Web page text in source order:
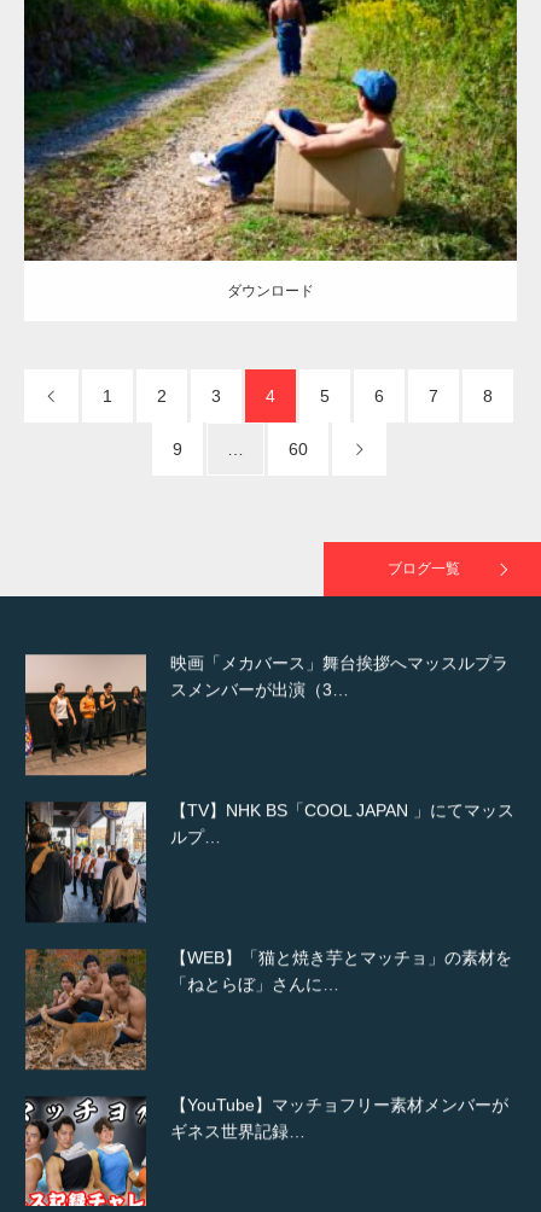
Update:2023.02.11
Category: キウイ農家のマッチョ その他 ONIKKY(デカいよ)
AKIHITO(細マッチョ) 背中 捨てマッチョ 唐津 (佐賀)
ダウンロード
ダウンロード
1 2 3 4 5 6 7 8
9 60
ブログ一覧
【TV】TBS番組「ひるおび」にてマッスルプ
ラスが紹介されま…
TOKYO FMラジオ番組「ONE MORNING」
で紹介さ…
た（6/8放送）
映画「メカバース」舞台挨拶へマッスルプラ
スメンバーが出演（3…
【TV】NHK BS「COOL JAPAN 」にてマッス
ルプ…
【WEB】「猫と焼き芋とマッチョ」の素材を
「ねとらぼ」さんに…
【YouTube】マッチョフリー素材メンバーが
ギネス世界記録…